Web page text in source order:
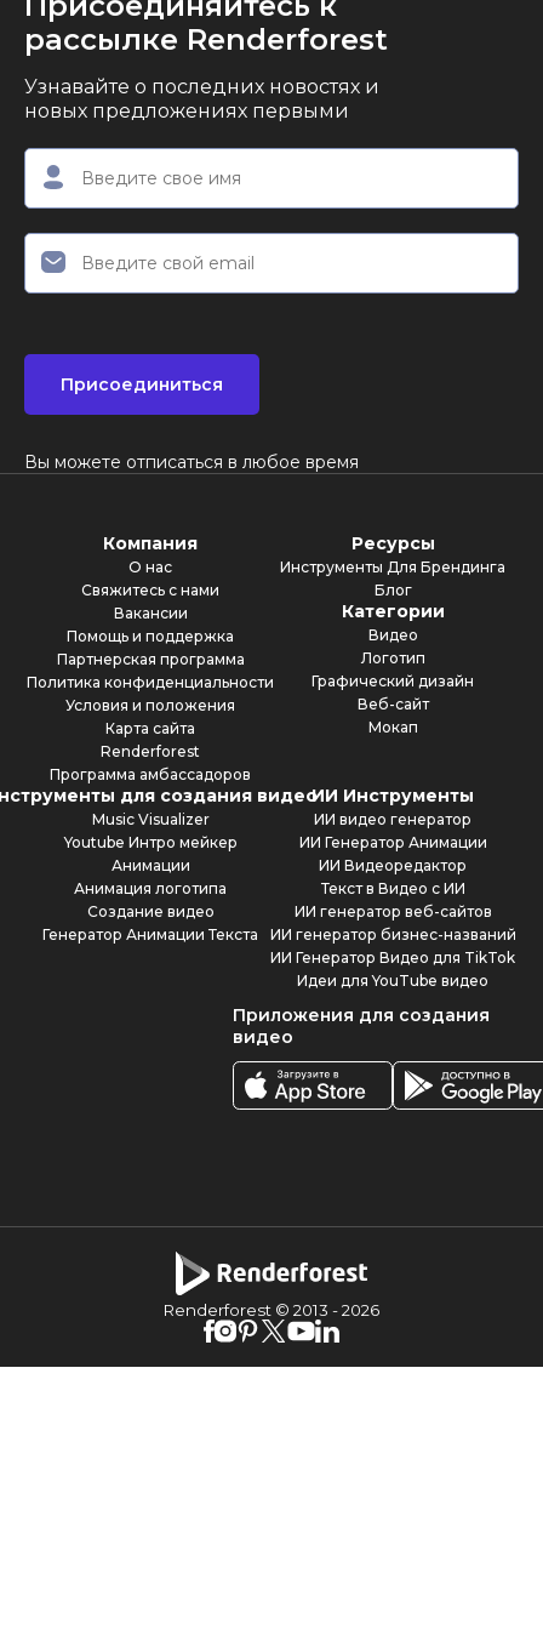
субтитры — всё до экспорта.
рассылке Renderforest
Узнавайте о последних новостях и
новых предложениях первыми
Присоединиться
Вы можете отписаться в любое время
Компания
О нас
Свяжитесь с нами
Вакансии
Помощь и поддержка
Партнерская программа
Политика конфиденциальности
Условия и положения
Карта сайта
Renderforest
Программа амбассадоров
Ресурсы
Инструменты Для Брендинга
Блог
Категории
Видео
Логотип
Графический дизайн
Веб-сайт
Мокап
для создания видео
Music Visualizer
Youtube Интро мейкер
Анимации
Анимация логотипа
Создание видео
Генератор Анимации Текста
ИИ Инструменты
ИИ видео генератор
ИИ Генератор Анимации
ИИ Видеоредактор
Текст в Видео с ИИ
ИИ генератор веб-сайтов
ИИ генератор бизнес-названий
ИИ Генератор Видео для TikTok
Идеи для YouTube видео
Приложения для создания
видео
Renderforest © 2013 -2026